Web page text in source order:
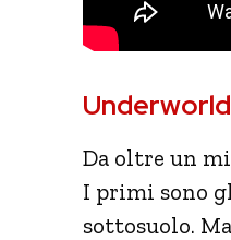
Da oltre un
I primi sono
sottosuolo.